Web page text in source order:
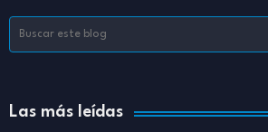
Las más leídas